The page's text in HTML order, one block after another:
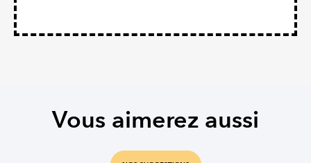
Vous aimerez aussi